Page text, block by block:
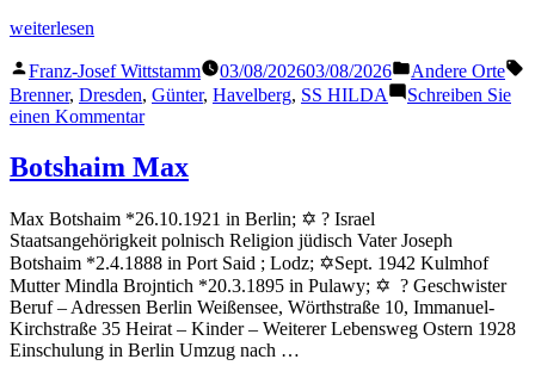
„Brenner
weiterlesen
Veröffentlicht
von
Franz-Josef Wittstamm 03/08/202603/08/2026
Veröffentlicht
in
Andere Orte
Brenner, Dresden, Günter, Havelberg, SS HILDA
Schreiben Sie
einen Kommentarzu
Günter
Botshaim Max
Max Botshaim *26.10.1921 in Berlin; ✡ ? Israel
Staatsangehörigkeit polnisch Religion jüdisch Vater Joseph
Botshaim *2.4.1888 in Port Said ; Lodz; ✡Sept. 1942 Kulmhof
Mutter Mindla Brojntich *20.3.1895 in Pulawy; ✡ ? Geschwister
Beruf – Adressen Berlin Weißensee, Wörthstraße 10, Immanuel-
Kirchstraße 35 Heirat – Kinder – Weiterer Lebensweg Ostern 1928
Einschulung in Berlin Umzug nach …